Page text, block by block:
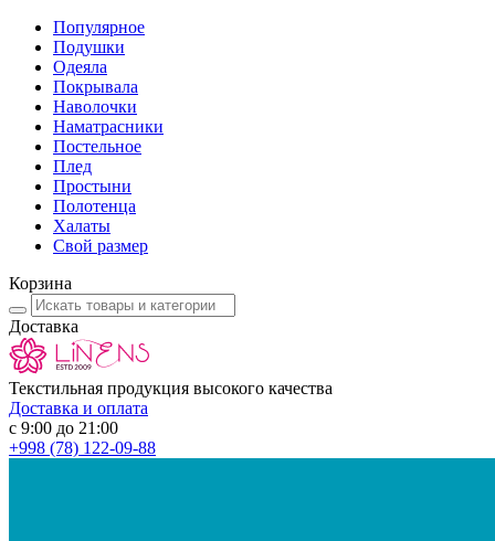
Популярное
Подушки
Одеяла
Покрывала
Наволочки
Наматрасники
Постельное
Плед
Простыни
Полотенца
Халаты
Свой размер
Корзина
Доставка
Текстильная продукция высокого качества
Доставка и оплата
с 9:00 до 21:00
+998 (78) 122-09-88